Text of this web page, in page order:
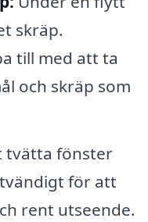
skräp.
till med att ta
och skräp som
tvätta fönster
för att
rent utseende.